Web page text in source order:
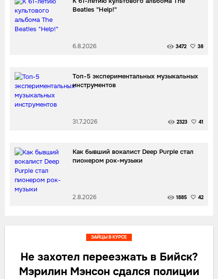
Beatles "Help!"
6.8.2026 3472 38
Топ-5 экспериментальных музыкальных
инструментов
31.7.2026 2323 41
Как бывший вокалист Deep Purple стал
пионером рок-музыки
2.8.2026 1885 42
Не захотел переезжать в Бийск?
Мэрилин Мэнсон сдался полиции
ЗАЙЦЫ В КУРСЕ